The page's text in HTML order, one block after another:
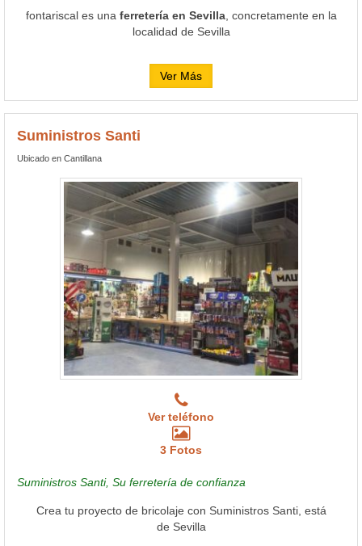
fontariscal es una ferretería en Sevilla, concretamente en la
localidad de Sevilla
Ver Más
Suministros Santi
Ubicado en Cantillana
Ver teléfono
3 Fotos
Suministros Santi, Su ferretería de confianza
Crea tu proyecto de bricolaje con Suministros Santi, está
de Sevilla